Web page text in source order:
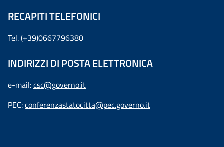
RECAPITI TELEFONICI
Tel. (+39)0667796380
INDIRIZZI DI POSTA ELETTRONICA
e-mail:csc@governo.it
PEC:conferenzastatocitta@pec.governo.it